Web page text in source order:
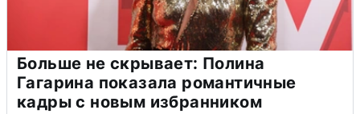
Больше не скрывает: Полина
Гагарина показала романтичные
кадры с новым избранником